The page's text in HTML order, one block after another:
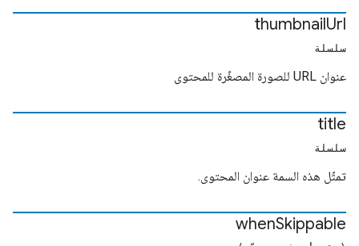
thumbnailUrl
سلسلة
عنوان URL للصورة المصغّرة للمحتوى
title
سلسلة
تمثّل هذه السمة عنوان المحتوى.
whenSkippable